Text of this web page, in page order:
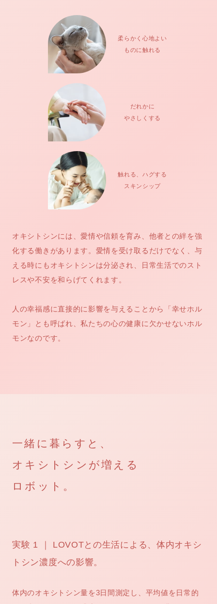
柔らかく心地よい
ものに触れる
だれかに
やさしくする
触れる、ハグする
スキンシップ
オキシトシンには、愛情や信頼を育み、他者との絆を強
化する働きがあります。愛情を受け取るだけでなく、与
える時にもオキシトシンは分泌され、日常生活でのスト
レスや不安を和らげてくれます。
人の幸福感に直接的に影響を与えることから「幸せホル
モン」とも呼ばれ、私たちの心の健康に欠かせないホル
モンなのです。
一緒に暮らすと、
オキシトシンが増える
ロボット。
実験 1 ｜ LOVOTとの生活による、体内オキシ
トシン濃度への影響。
体内のオキシトシン量を3日間測定し、平均値を日常的